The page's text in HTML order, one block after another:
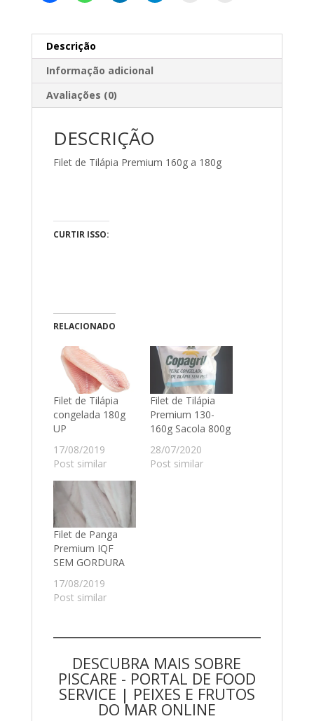
Descrição
Informação adicional
Avaliações (0)
DESCRIÇÃO
Filet de Tilápia Premium 160g a 180g
CURTIR ISSO:
RELACIONADO
Filet de Tilápia
congelada 180g
UP
17/08/2019
Post similar
Filet de Tilápia
Premium 130-
160g Sacola 800g
28/07/2020
Post similar
Filet de Panga
Premium IQF
SEM GORDURA
17/08/2019
Post similar
DESCUBRA MAIS SOBRE
PISCARE - PORTAL DE FOOD
SERVICE | PEIXES E FRUTOS
DO MAR ONLINE